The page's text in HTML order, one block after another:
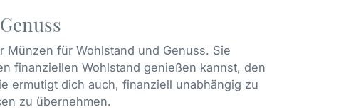
für Wohlstand und Genuss. Sie
finanziellen Wohlstand genießen kannst, den
ermutigt dich auch, finanziell unabhängig zu
zu übernehmen.